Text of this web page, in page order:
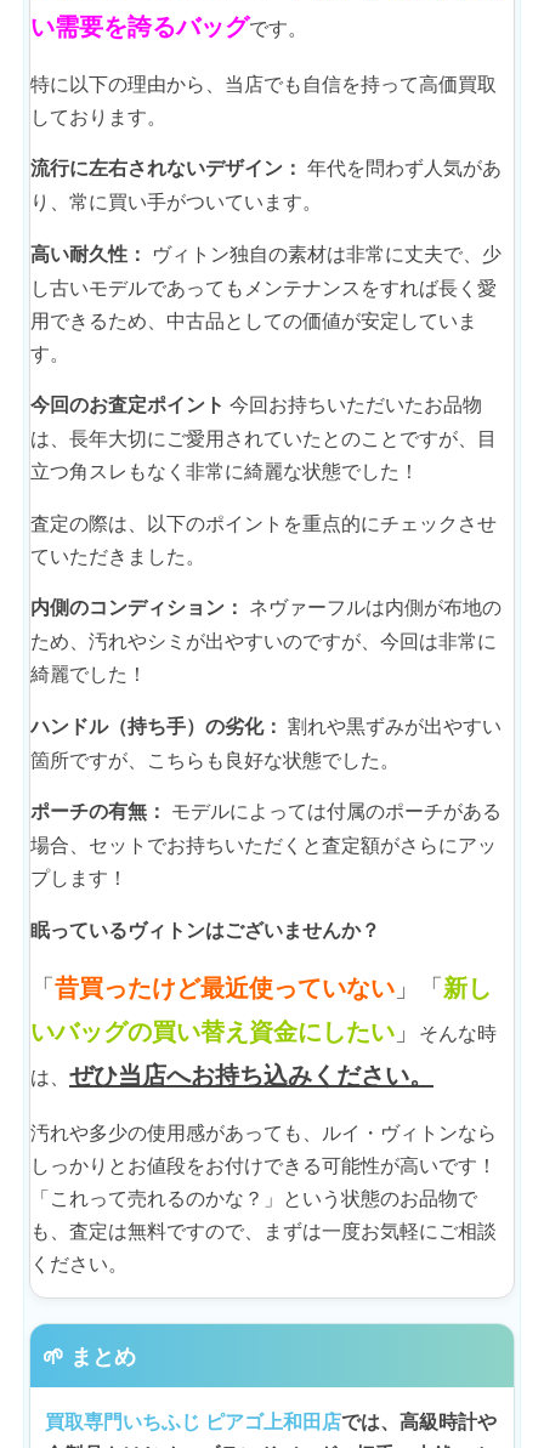
い需要を誇るバッグです。
特に以下の理由から、当店でも自信を持って高価買取
しております。
流行に左右されないデザイン： 年代を問わず人気があ
り、常に買い手がついています。
高い耐久性： ヴィトン独自の素材は非常に丈夫で、少
し古いモデルであってもメンテナンスをすれば長く愛
用できるため、中古品としての価値が安定していま
す。
今回のお査定ポイント 今回お持ちいただいたお品物
は、長年大切にご愛用されていたとのことですが、目
立つ角スレもなく非常に綺麗な状態でした！
査定の際は、以下のポイントを重点的にチェックさせ
ていただきました。
内側のコンディション： ネヴァーフルは内側が布地の
ため、汚れやシミが出やすいのですが、今回は非常に
綺麗でした！
ハンドル（持ち手）の劣化： 割れや黒ずみが出やすい
箇所ですが、こちらも良好な状態でした。
ポーチの有無： モデルによっては付属のポーチがある
場合、セットでお持ちいただくと査定額がさらにアッ
プします！
眠っているヴィトンはございませんか？
「昔買ったけど最近使っていない 」「新し
いバッグの買い替え資金にしたい 」 そんな時
は、 ぜひ当店へお持ち込みください。
汚れや多少の使用感があっても、ルイ・ヴィトンなら
しっかりとお値段をお付けできる可能性が高いです！
「これって売れるのかな？」という状態のお品物で
も、査定は無料ですので、まずは一度お気軽にご相談
ください。
🌱 まとめ
買取専門いちふじ ピアゴ上和田店では、高級時計や